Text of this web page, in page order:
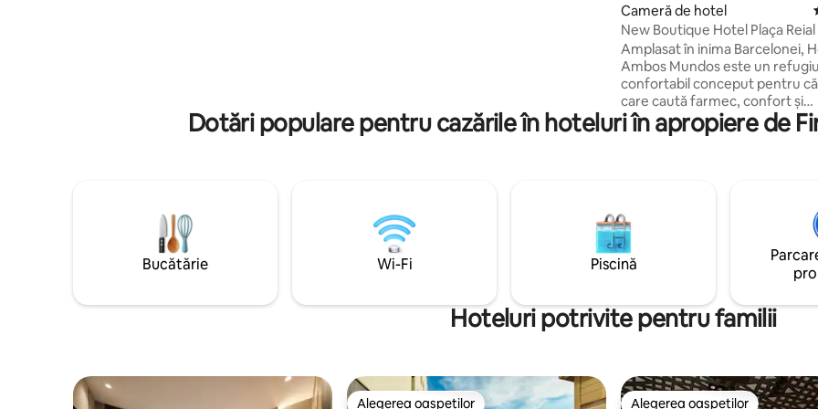
Cameră de hotel
New Boutique Hotel Plaça Reial
Amplasat în inima Barcelonei,
Ambos Mundos este un refugiu
confortabil conceput pentru
care caută farmec, confort și
autenticitate. Situat într-o
frumos restaurată, hotelul
istorie culturală a Barcelonei. La
Mundos, ospitalitatea este mai
decât un simplu serviciu. Este o
experiență. Descoperă
Barcelonei dintr-un loc în care
Dotări populare pentru cazările în hoteluri în apropiere de
Bucătărie Wi-Fi Piscină
Hoteluri potrivite pentru familii
Alegerea oaspeților Alegerea oaspeților